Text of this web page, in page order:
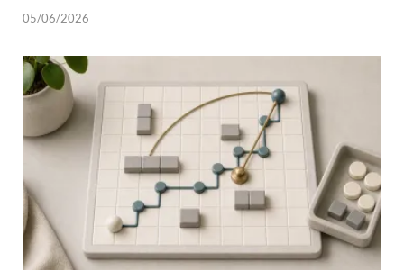
05/06/2026